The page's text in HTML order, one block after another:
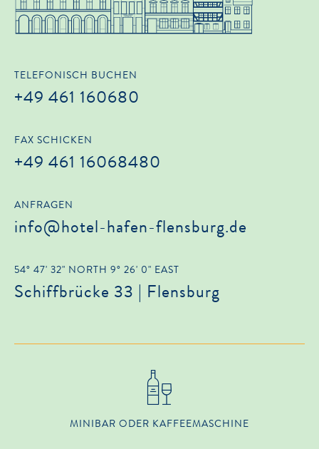
TELEFONISCH BUCHEN
+49 461 160680
FAX SCHICKEN
+49 461 16068480
ANFRAGEN
info@hotel-hafen-flensburg.de
54° 47' 32" NORTH 9° 26' 0" EAST
Schiffbrücke 33 | Flensburg
MINIBAR ODER KAFFEEMASCHINE